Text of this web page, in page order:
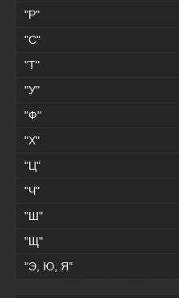
"Р"
"С"
"Т"
"У"
"Ф"
"Х"
"Ц"
"Ч"
"Ш"
"Щ"
"Э, Ю, Я"